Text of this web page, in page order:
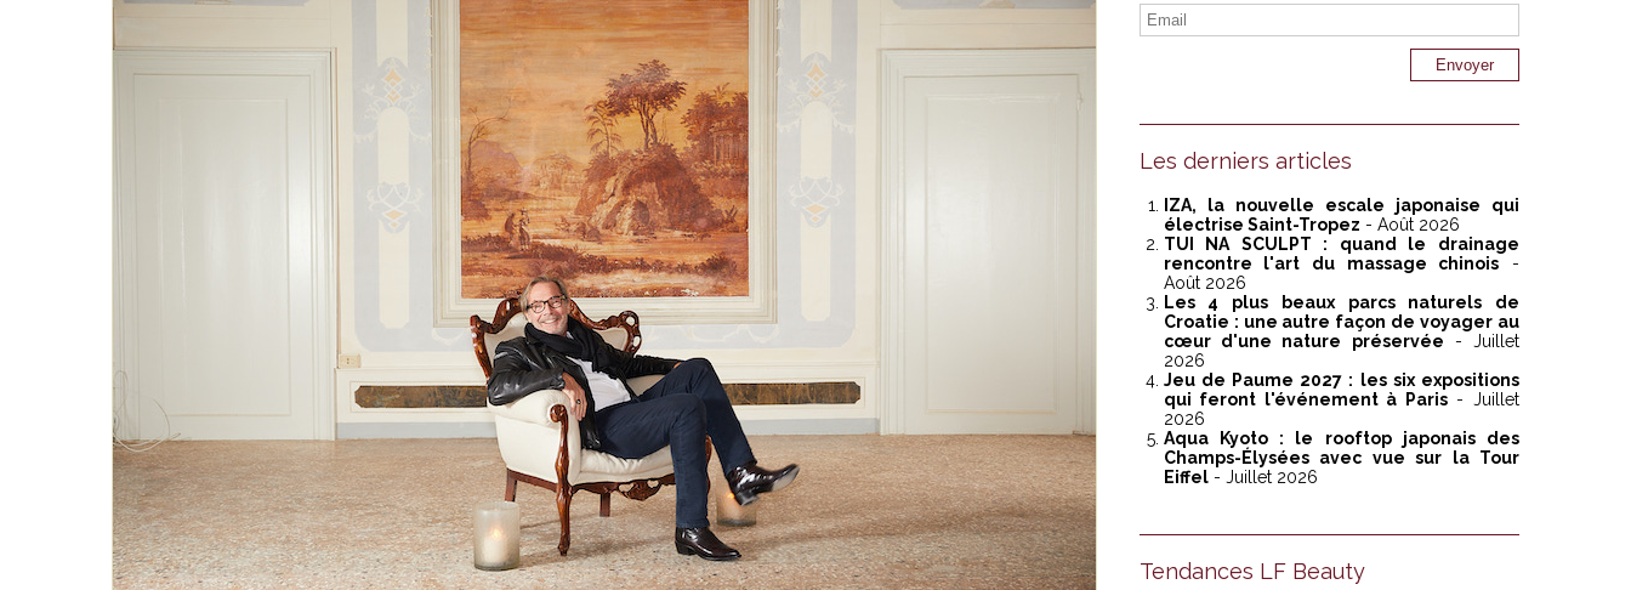
Les derniers articles
IZA, la nouvelle escale japonaise qui
électrise Saint-Tropez - Août 2026
TUI NA SCULPT : quand le drainage
rencontre l'art du massage chinois -
Août 2026
Les 4 plus beaux parcs naturels de
Croatie : une autre façon de voyager au
cœur d'une nature préservée - Juillet
2026
Jeu de Paume 2027 : les six expositions
qui feront l'événement à Paris- Juillet
2026
Aqua Kyoto : le rooftop japonais des
Champs-Élysées avec vue sur la Tour
Eiffel- Juillet 2026
Tendances LF Beauty